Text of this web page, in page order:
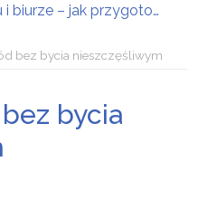
Montaż klimatyzacji w domu i biurze – jak przygotować się do instalacji i wybrać odpowiedni system?
Kompleksowa baza noclegowa w Zakopanem: Znajdź idealne zakwaterowanie i zaplanuj urlop w Tatrach
bez bycia nieszczęśliwym
bycia